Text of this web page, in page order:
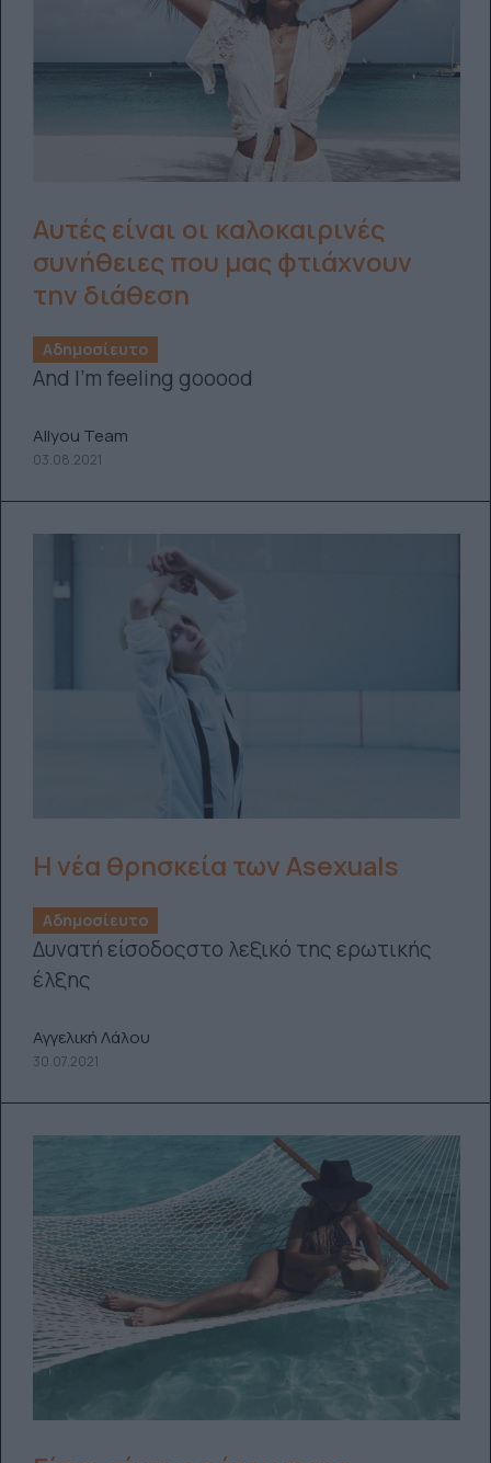
Αυτές είναι οι καλοκαιρινές
συνήθειες που μας φτιάχνουν
την διάθεση
Αδημοσίευτο
And I’m feeling gooood
Allyou Team
03.08.2021
Η νέα θρησκεία των Αsexuals
Αδημοσίευτο
Δυνατή είσοδοςστο λεξικό της ερωτικής
έλξης
Αγγελική Λάλου
30.07.2021